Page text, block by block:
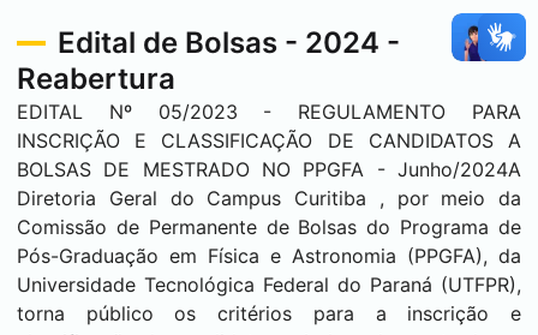
Edital de Bolsas - 2024 -
Reabertura
EDITAL Nº 05/2023 - REGULAMENTO PARA
INSCRIÇÃO E CLASSIFICAÇÃO DE CANDIDATOS A
BOLSAS DE MESTRADO NO PPGFA - Junho/2024A
Diretoria Geral do Campus Curitiba
, por meio da
Comissão de Permanente de Bolsas do Programa de
Pós-Graduação em Física e Astronomia (PPGFA), da
Universidade Tecnológica Federal do Paraná (UTFPR),
torna público os critérios para a inscrição e